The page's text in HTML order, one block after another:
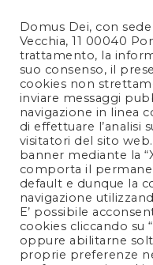
Domus Dei, con
Vecchia, 11 00040
trattamento, la
suo consenso, il
cookies non
inviare messaggi
navigazione in linea
di effettuare l’analisi
visitatori del sito
banner mediante la
comporta il
default e dunque la
navigazione
E’ possibile
cookies cliccando su
oppure abilitarne
proprie preferenze